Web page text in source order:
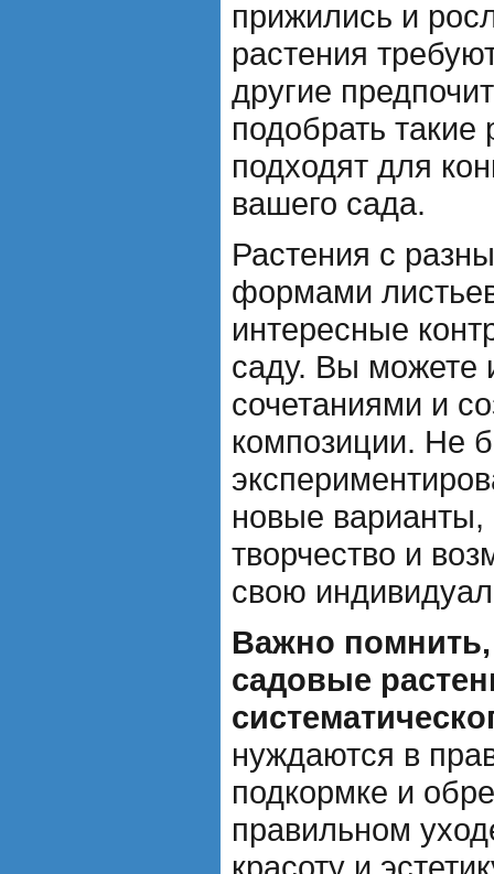
прижились и
растения
другие
подобрать такие
подходят для
вашего сада.
Растения с
формами
интересные
саду. Вы можете
сочетаниями и
композиции. Не
новые
творчество и
свою
Важно
садовые
нуждаются в
подкормке и
правильном
красоту и